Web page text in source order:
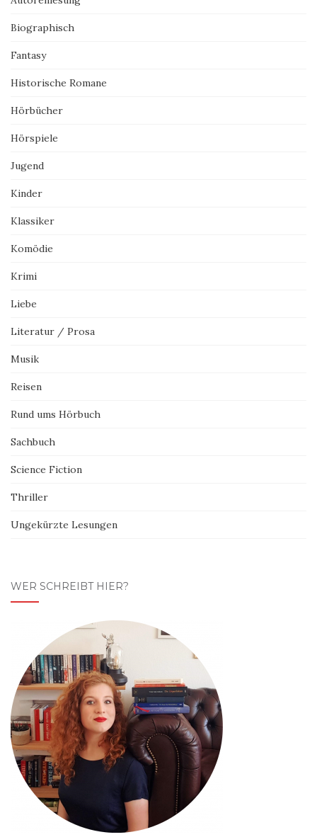
Biographisch
Fantasy
Historische Romane
Hörbücher
Hörspiele
Jugend
Kinder
Klassiker
Komödie
Krimi
Liebe
Literatur / Prosa
Musik
Reisen
Rund ums Hörbuch
Sachbuch
Science Fiction
Thriller
Ungekürzte Lesungen
WER SCHREIBT HIER?